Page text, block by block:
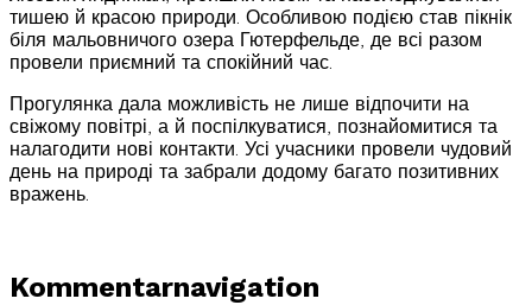
тишею й красою природи. Особливою подією став пікнік
біля мальовничого озера Гютерфельде, де всі разом
провели приємний та спокійний час.
Прогулянка дала можливість не лише відпочити на
свіжому повітрі, а й поспілкуватися, познайомитися та
налагодити нові контакти. Усі учасники провели чудовий
день на природі та забрали додому багато позитивних
вражень.
Kommentarnavigation